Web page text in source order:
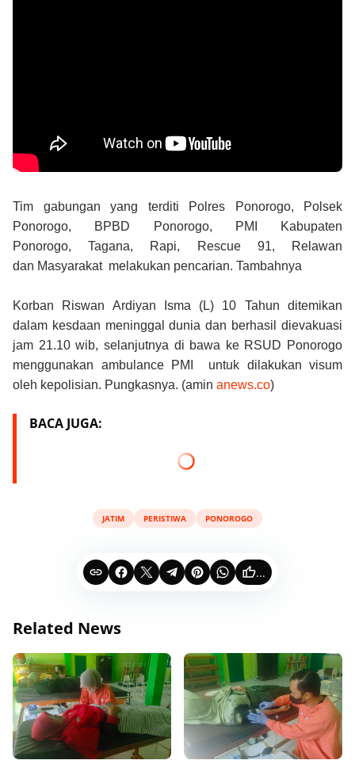
Tim gabungan yang terditi
Polres Ponorogo, Polsek
Ponorogo,
BPBD Ponorogo, PMI Kabupaten
Ponorogo,Tagana, Rapi, Rescue 91,
Relawan
dan Masyarakatmelakukan pencarian. Tambahnya
Korban Riswan Ardiyan Isma (L) 10 Tahun ditemikan
dalam kesdaan meninggal dunia dan berhasil dievakuasi
jam 21.10 wib, selanjutnya di bawa ke RSUD Ponorogo
menggunakan ambulance PMI untuk dilakukan visum
oleh kepolisian. Pungkasnya. (amin anews.co)
BACA JUGA:
JATIM PERISTIWA PONOROGO
...
Related News